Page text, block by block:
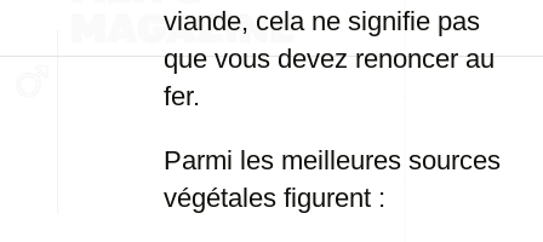
viande, cela ne signifie pas
que vous devez renoncer au
fer.
Parmi les meilleures sources
végétales figurent :